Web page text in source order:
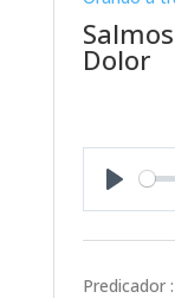
Dolor
Predicador :